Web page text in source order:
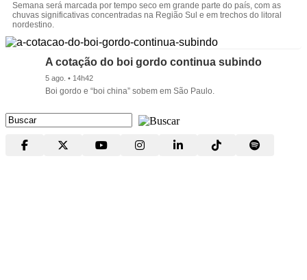
Semana será marcada por tempo seco em grande parte do país, com as
chuvas significativas concentradas na Região Sul e em trechos do litoral
nordestino.
A cotação do boi gordo continua subindo
5 ago. • 14h42
Boi gordo e “boi china” sobem em São Paulo.